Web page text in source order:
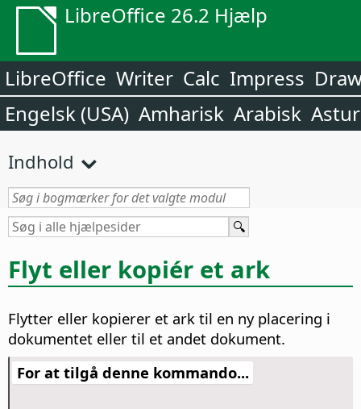
LibreOffice 26.2 Hjælp
LibreOffice Writer Calc Impress
Engelsk (USA) Amharisk Arabisk
Indhold
Flyt eller kopiér et ark
Flytter eller kopierer et ark til en ny placering i
dokumentet eller til et andet dokument.
For at tilgå denne kommando...